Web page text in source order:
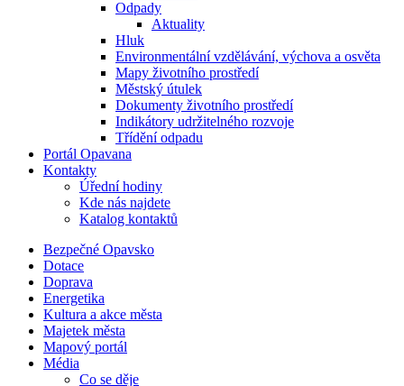
Odpady
Aktuality
Hluk
Environmentální vzdělávání, výchova a osvěta
Mapy životního prostředí
Městský útulek
Dokumenty životního prostředí
Indikátory udržitelného rozvoje
Třídění odpadu
Portál Opavana
Kontakty
Úřední hodiny
Kde nás najdete
Katalog kontaktů
Bezpečné Opavsko
Dotace
Doprava
Energetika
Kultura a akce města
Majetek města
Mapový portál
Média
Co se děje